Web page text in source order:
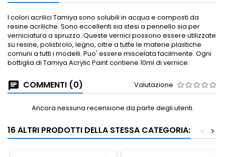
I colori acrilici Tamiya sono solubili in acqua e composti da
resine acriliche. Sono eccellenti sia stesi a pennello sia per
verniciatura a spruzzo. Queste vernici possono essere utilizzate
su resine, polistirolo, legno, oltre a tutte le materie plastiche
comuni a tutti i modelli. Puo' essere miscelata facilmente. Ogni
bottiglia di Tamiya Acrylic Paint contiene 10ml di vernice.
COMMENTI (0) Valutazione
Ancora nessuna recensione da parte degli utenti.
16 ALTRI PRODOTTI DELLA STESSA CATEGORIA: >
<